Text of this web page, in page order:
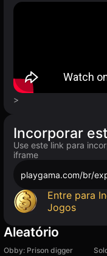
>
Incorporar
Use este link para
iframe
playgama.com/br/
Entre para
Jogos
Aleatório
Obby: Prison digger